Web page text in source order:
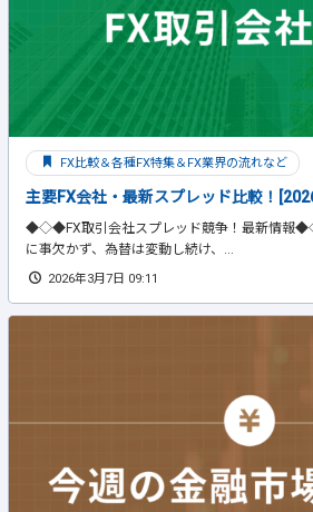
FX比較＆各種FX特集＆FX業界の流れなど
主要FX会社・最新スプレッド比較！
◆◇◆FX取引会社スプレッド競争！最新情報
に事欠かず、為替は変動し続け、...
2026年3月7日 09:11